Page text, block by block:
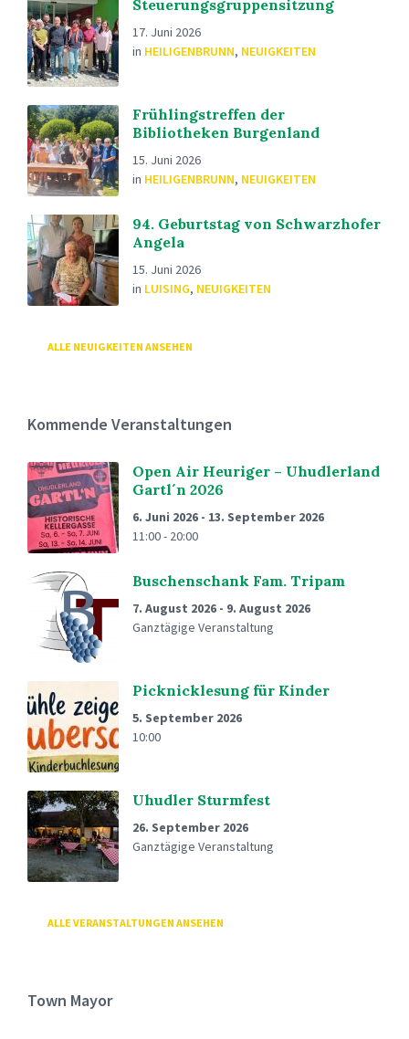
Steuerungsgruppensitzung
17. Juni 2026
in HEILIGENBRUNN, NEUIGKEITEN
Frühlingstreffen der
Bibliotheken Burgenland
15. Juni 2026
in HEILIGENBRUNN, NEUIGKEITEN
94. Geburtstag von Schwarzhofer
Angela
15. Juni 2026
in LUISING, NEUIGKEITEN
ALLE NEUIGKEITEN ANSEHEN
Kommende Veranstaltungen
Open Air Heuriger – Uhudlerland
Gartl´n 2026
6. Juni 2026 - 13. September 2026
11:00 - 20:00
Buschenschank Fam. Tripam
7. August 2026 - 9. August 2026
Ganztägige Veranstaltung
Picknicklesung für Kinder
5. September 2026
10:00
Uhudler Sturmfest
26. September 2026
Ganztägige Veranstaltung
ALLE VERANSTALTUNGEN ANSEHEN
Town Mayor